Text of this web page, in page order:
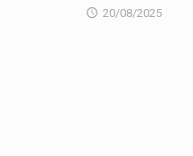
20/08/2025